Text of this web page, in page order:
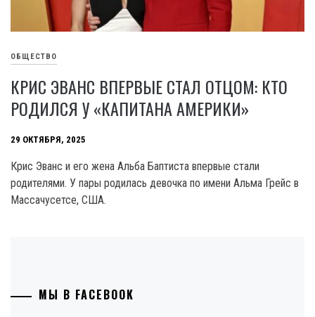
ОБЩЕСТВО
КРИС ЭВАНС ВПЕРВЫЕ СТАЛ ОТЦОМ: КТО
РОДИЛСЯ У «КАПИТАНА АМЕРИКИ»
29 ОКТЯБРЯ, 2025
Крис Эванс и его жена Альба Баптиста впервые стали
родителями. У пары родилась девочка по имени Альма Грейс в
Массачусетсе, США.
МЫ В FACEBOOK